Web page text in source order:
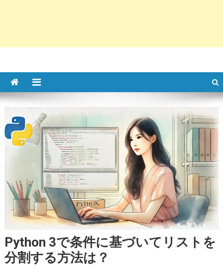
Python 3で条件に基づいてリストを
分割する方法は？